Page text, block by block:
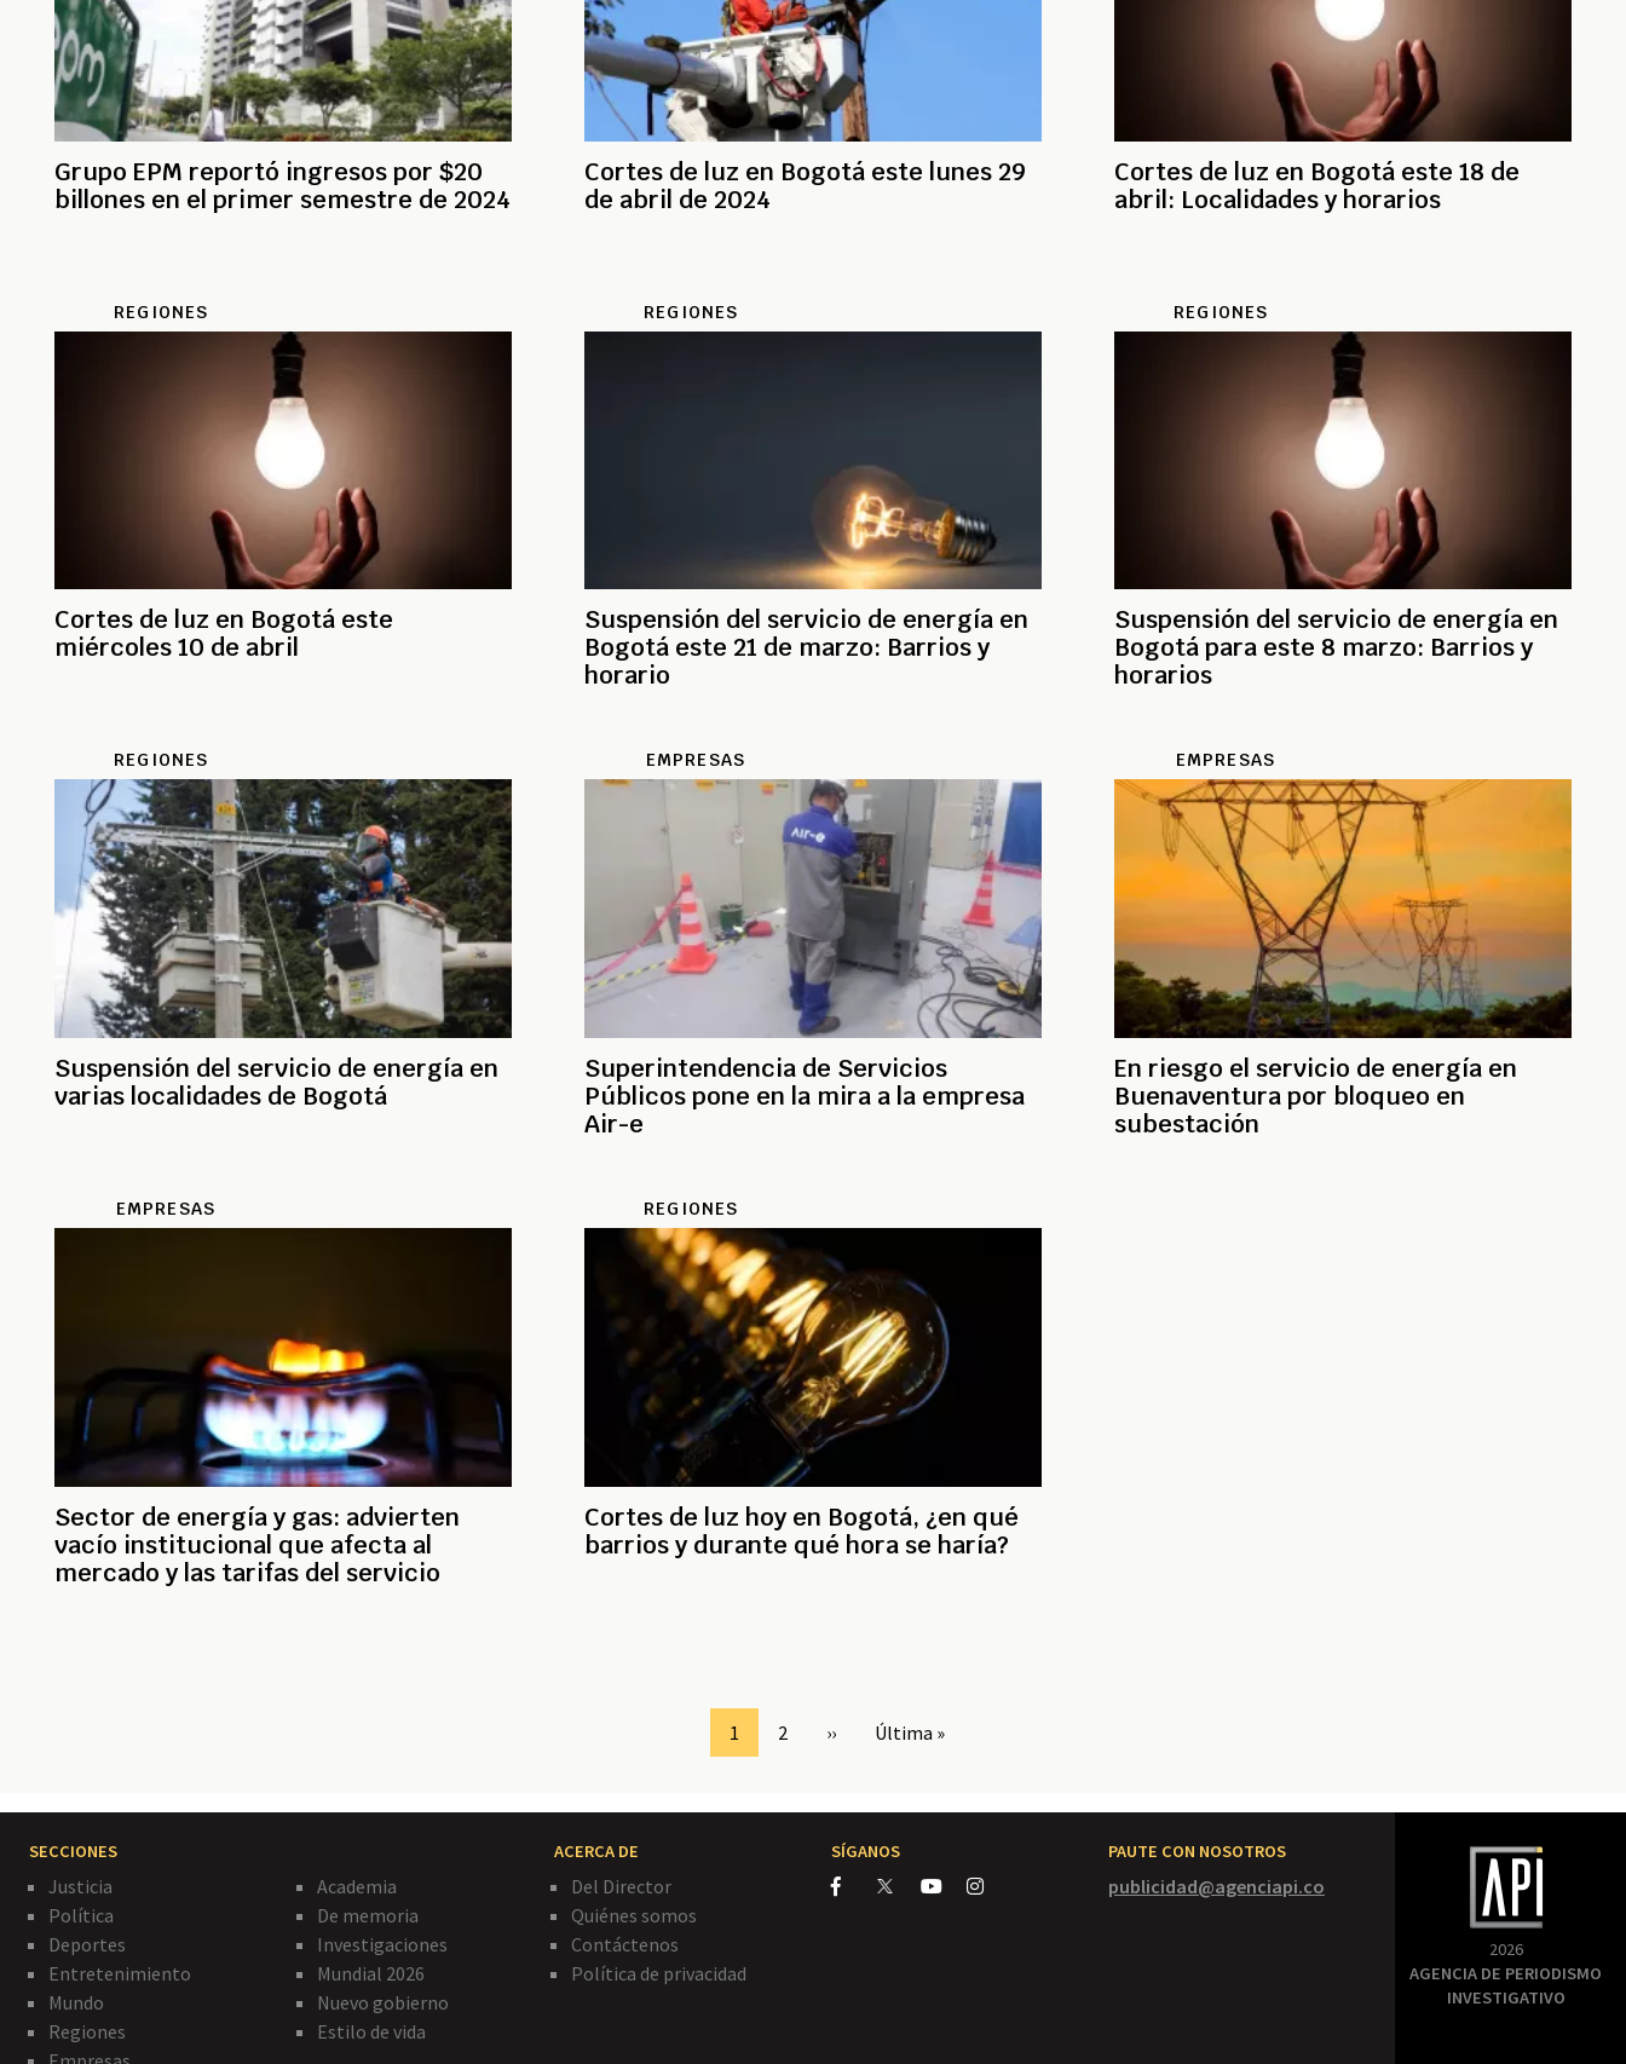
Grupo EPM reportó ingresos por $20
billones en el primer semestre de 2024
Cortes de luz en Bogotá este lunes 29
de abril de 2024
Cortes de luz en Bogotá este 18 de
abril: Localidades y horarios
REGIONES
Cortes de luz en Bogotá este
miércoles 10 de abril
REGIONES
Suspensión del servicio de energía en
Bogotá este 21 de marzo: Barrios y
horario
REGIONES
Suspensión del servicio de energía en
Bogotá para este 8 marzo: Barrios y
horarios
REGIONES
Suspensión del servicio de energía en
varias localidades de Bogotá
EMPRESAS
Superintendencia de Servicios
Públicos pone en la mira a la empresa
Air-e
EMPRESAS
En riesgo el servicio de energía en
Buenaventura por bloqueo en
subestación
EMPRESAS
Sector de energía y gas: advierten
vacío institucional que afecta al
mercado y las tarifas del servicio
REGIONES
Cortes de luz hoy en Bogotá, ¿en qué
barrios y durante qué hora se haría?
Page
1 Page
2
Siguiente
››
Última
Última »
SECCIONES
Justicia
Política
Deportes
Entretenimiento
Mundo
Regiones
Academia
De memoria
Investigaciones
Mundial 2026
Nuevo gobierno
Estilo de vida
ACERCA DE
Del Director
Quiénes somos
Contáctenos
Política de privacidad
SÍGANOS PAUTE CON NOSOTROS
publicidad@agenciapi.co
2026
AGENCIA DE PERIODISMO
INVESTIGATIVO